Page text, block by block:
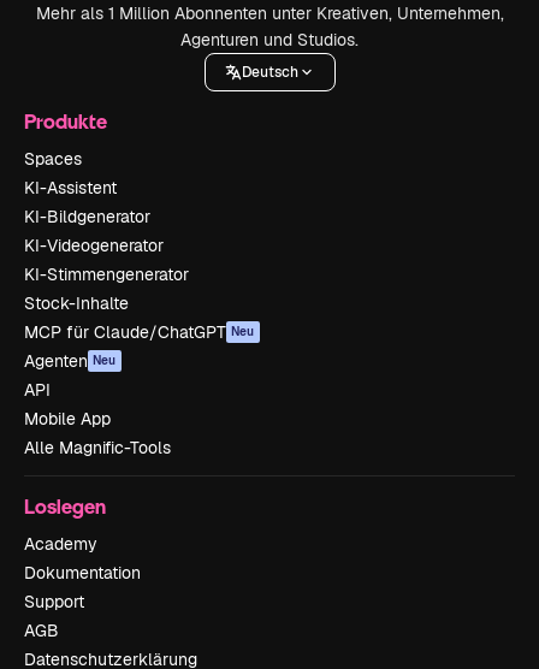
Mehr als 1 Million Abonnenten unter Kreativen, Unternehmen,
Agenturen und Studios.
Deutsch
Produkte
Spaces
KI-Assistent
KI-Bildgenerator
KI-Videogenerator
KI-Stimmengenerator
Stock-Inhalte
MCP für Claude/ChatGPT Neu
Agenten Neu
API
Mobile App
Alle Magnific-Tools
Loslegen
Academy
Dokumentation
Support
AGB
Datenschutzerklärung